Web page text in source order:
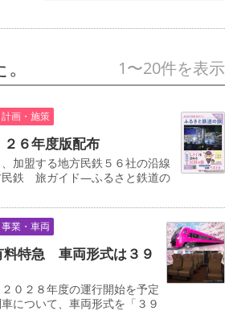
1〜20件を表示
画・施策
６年度版配布
加盟する地方民鉄５６社の沿線
民鉄 旅ガイド―ふるさと鉄道の
業・車両
特急 車両形式は３９
０２８年度の運行開始を予定
について、車両形式を「３９